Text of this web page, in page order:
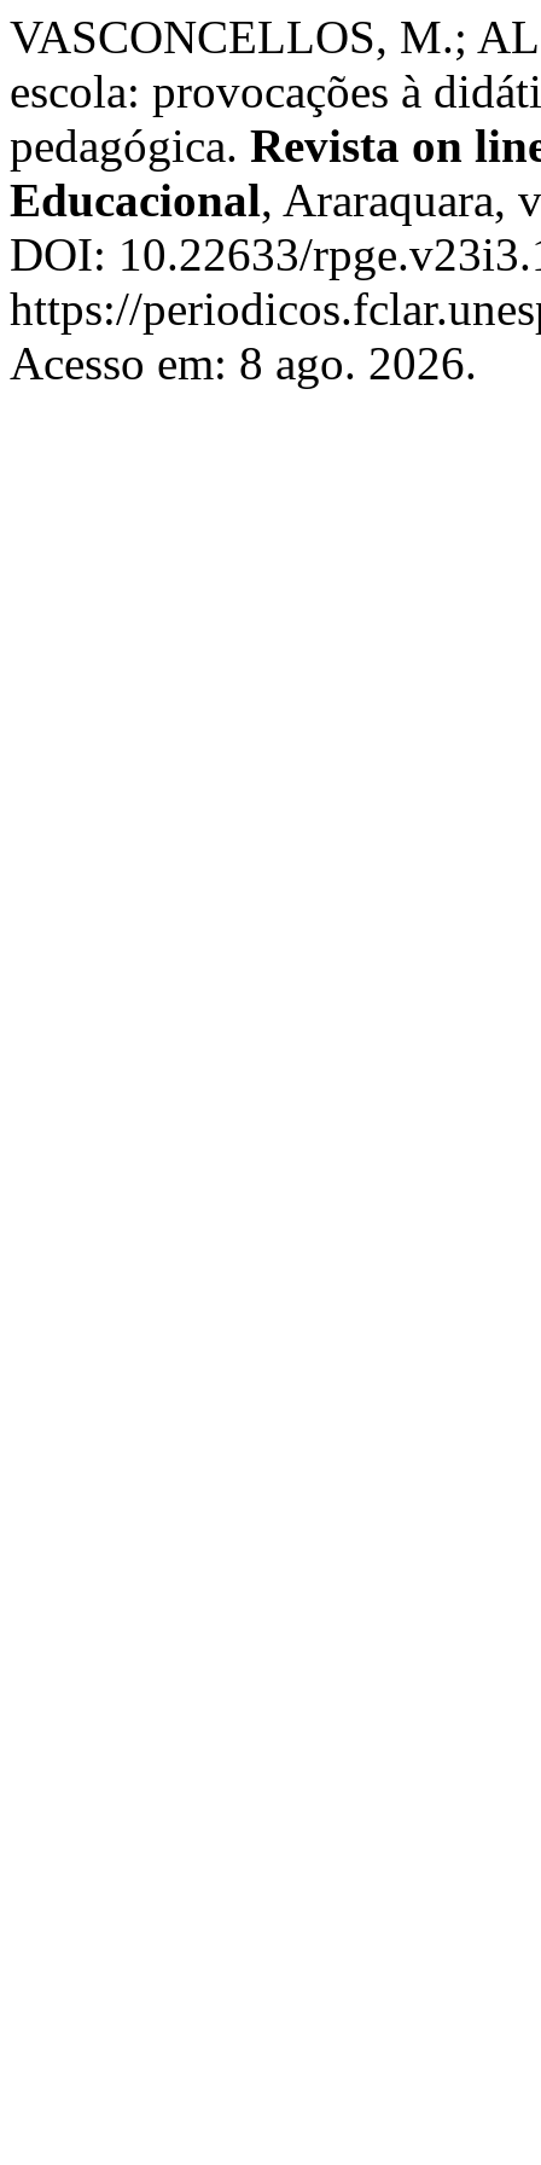
VASCONCELLOS, M.;
escola: provocações à
pedagógica. Revista on
Educacional, Araraquara,
DOI: 10.22633/
https://
Acesso em: 8 ago. 2026.